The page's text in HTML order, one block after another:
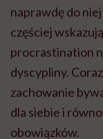
naprawdę do
częściej
procrastination
dyscypliny.
zachowanie
dla siebie i
obowiązków.